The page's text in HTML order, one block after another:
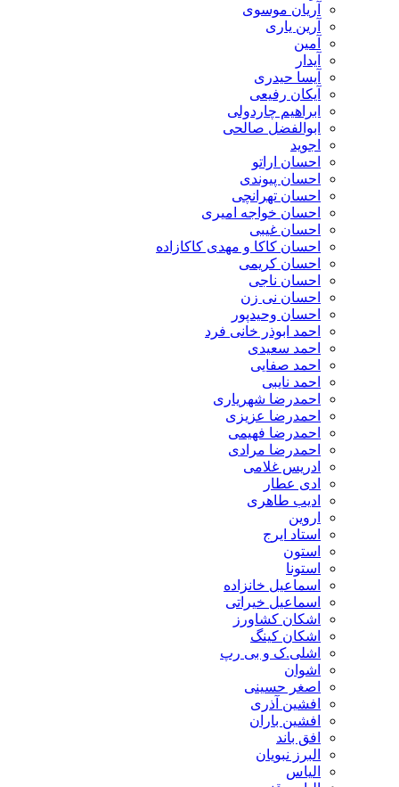
آریان موسوی
آرین یاری
آیسا حیدری
آیکان رفیعی
ابراهیم چاردولی
ابوالفضل صالحی
احسان اراتو
احسان پیوندی
احسان تهرانچی
احسان خواجه امیری
احسان غیبی
احسان کاکا و مهدی کاکازاده
احسان کریمی
احسان ناجی
احسان نی زن
احسان وحیدپور
احمد ابوذر خانی فرد
احمد سعیدی
احمد صفایی
احمد نایبی
احمدرضا شهریاری
احمدرضا عزیزی
احمدرضا فهیمی
احمدرضا مرادی
ادریس غلامی
ادی عطار
ادیب طاهری
استاد ایرج
اسماعیل خانزاده
اسماعیل خیراتی
اشکان کشاورز
اشکان کینگ
اشلی.ک و بی رپ
اصغر حسینی
افشین آذری
افشین باران
افق باند
البرز نبویان